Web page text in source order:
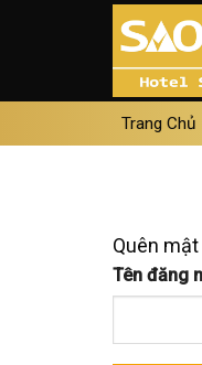
Trang Chủ
Quên
Tên đăng